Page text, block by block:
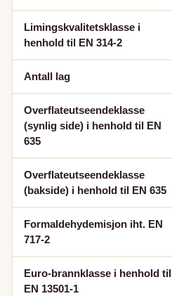
Limingskvalitetsklasse i
henhold til EN 314-2
Antall lag
Overflateutseendeklasse
(synlig side) i henhold til EN
635
Overflateutseendeklasse
(bakside) i henhold til EN 635
Formaldehydemisjon iht. EN
717-2
Euro-brannklasse i henhold til
EN 13501-1